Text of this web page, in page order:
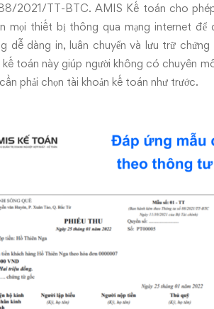
2021/TT-BTC. AMIS Kế toán cho
mọi thiết bị thông qua mạng internet
dễ dàng in, luân chuyển và lưu trữ
kế toán này giúp người không có chuyên
phải chọn tài khoản kế toán như trước.